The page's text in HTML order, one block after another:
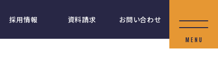
採用情報 資料請求 お問い合わせ